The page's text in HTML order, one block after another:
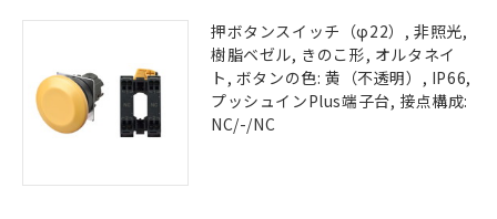
押ボタンスイッチ（φ22）, 非照光,
樹脂ベゼル, きのこ形, オルタネイ
ト, ボタンの色: 黄（不透明）, IP66,
プッシュインPlus端子台, 接点構成:
NC/-/NC